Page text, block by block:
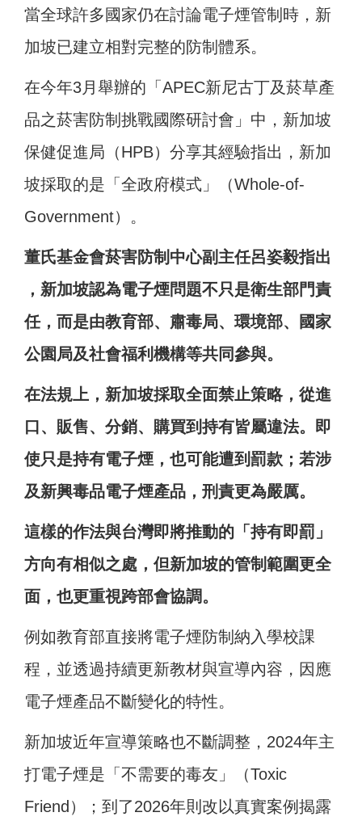
當全球許多國家仍在討論電子煙管制時，新
加坡已建立相對完整的防制體系。
在今年3月舉辦的「APEC新尼古丁及菸草產
品之菸害防制挑戰國際研討會」中，新加坡
保健促進局（HPB）分享其經驗指出，新加
坡採取的是「全政府模式」（Whole-of-
Government）。
董氏基金會菸害防制中心副主任呂姿毅指出
，新加坡認為電子煙問題不只是衛生部門責
任，而是由教育部、肅毒局、環境部、國家
公園局及社會福利機構等共同參與。
在法規上，新加坡採取全面禁止策略，從進
口、販售、分銷、購買到持有皆屬違法。即
使只是持有電子煙，也可能遭到罰款；若涉
及新興毒品電子煙產品，刑責更為嚴厲。
這樣的作法與台灣即將推動的「持有即罰」
方向有相似之處，但新加坡的管制範圍更全
面，也更重視跨部會協調。
例如教育部直接將電子煙防制納入學校課
程，並透過持續更新教材與宣導內容，因應
電子煙產品不斷變化的特性。
新加坡近年宣導策略也不斷調整，2024年主
打電子煙是「不需要的毒友」（Toxic
Friend）；到了2026年則改以真實案例揭露